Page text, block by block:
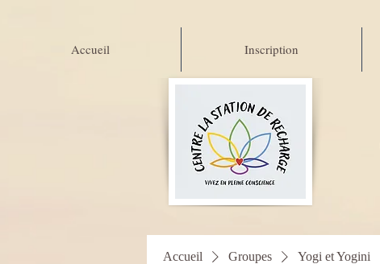
Accueil Inscription
Accueil Groupes Yogi et Yogini